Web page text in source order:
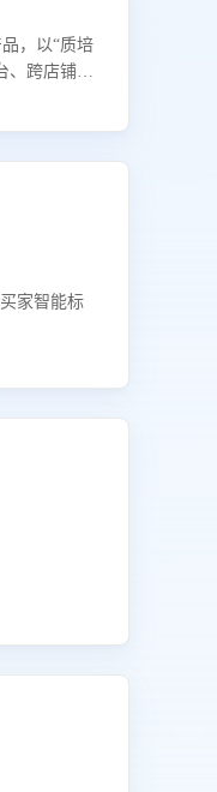
，以“质培
、跨店铺的
家智能标